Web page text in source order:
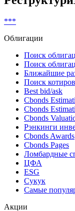
Облигации
Поиск
Поиск
Ближайшие
Поиск
Best bid/ask
Cbonds
Cbonds
Cbonds
Рэнкинги
Cbonds Awards
Cbonds Pages
Ломбардные
ESG